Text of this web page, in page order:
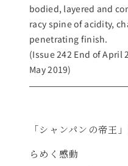
bodied, layered and
racy spine of acidity,
penetrating finish.
(Issue 242 End of April
May 2019)
「シャンパンの帝王
らめく感動